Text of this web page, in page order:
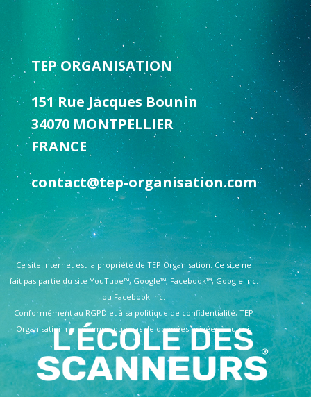
TEP ORGANISATION
151 Rue Jacques Bounin
34070 MONTPELLIER
FRANCE
contact@tep-organisation.com
Ce site internet est la propriété de TEP Organisation. Ce site ne
fait pas partie du site YouTube™, Google™, Facebook™, Google Inc.
ou Facebook Inc.
Conformément au RGPD et à sa politique de confidentialité, TEP
Organisation ne communique pas de données privées à autrui.